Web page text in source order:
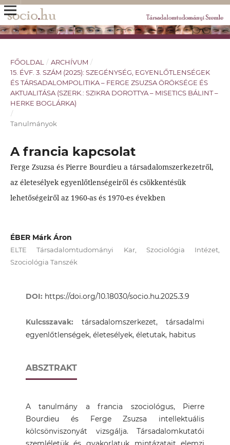
FŐOLDAL / ARCHÍVUM /
15. ÉVF. 3. SZÁM (2025): SZEGÉNYSÉG, EGYENLŐTLENSÉGEK
ÉS TÁRSADALOMPOLITIKA – FERGE ZSUZSA ÖRÖKSÉGE ÉS
AKTUALITÁSA (SZERK.: SZIKRA DOROTTYA – MISETICS BÁLINT –
HERKE BOGLÁRKA)
/
Tanulmányok
A francia kapcsolat
Ferge Zsuzsa és Pierre Bourdieu a társadalomszerkezetről,
az életesélyek egyenlőtlenségeiről és csökkentésük
lehetőségeiről az 1960-as és 1970-es években
ÉBER Márk Áron
ELTE Társadalomtudományi Kar, Szociológia Intézet,
Szociológia Tanszék
DOI: https://doi.org/10.18030/socio.hu.2025.3.9
Kulcsszavak: társadalomszerkezet, társadalmi
egyenlőtlenségek, életesélyek, életutak, habitus
ABSZTRAKT
A tanulmány a francia szociológus, Pierre
Bourdieu és Ferge Zsuzsa intellektuális
kölcsönviszonyát vizsgálja. Társadalomkutatói